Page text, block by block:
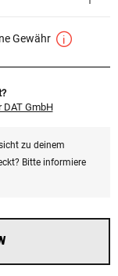
Gewähr
DAT GmbH
zu deinem
Bitte informiere